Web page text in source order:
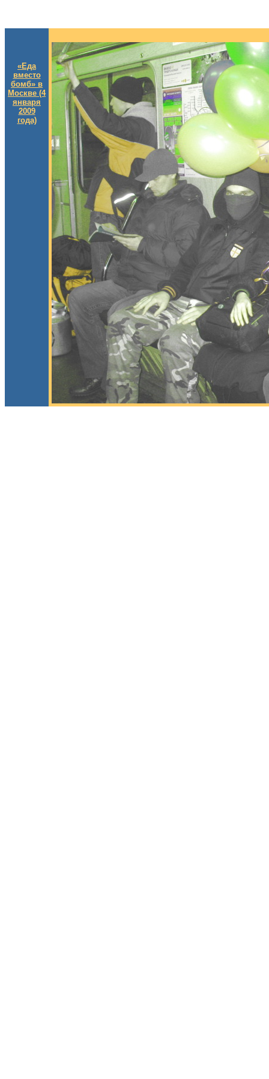
«Еда
вместо
бомб» в
Москве (4
января
2009
года)